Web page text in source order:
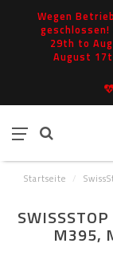
Wegen
29th to
August
Startseite /
M395,